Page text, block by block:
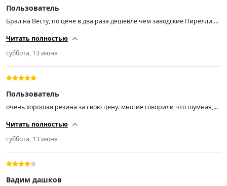
Пользователь
Брал на Весту, по цене в два раза дешевле чем заводские Пирелли.
Читать полностью
суббота, 13 июня
Пользователь
очень хорошая резина за свою цену. многие говорили что шумная,
не дорого, но качественную резину то только такие. ничего больше.
спасибо продавцу за быструю доставку.
Читать полностью
суббота, 13 июня
Вадим дашков